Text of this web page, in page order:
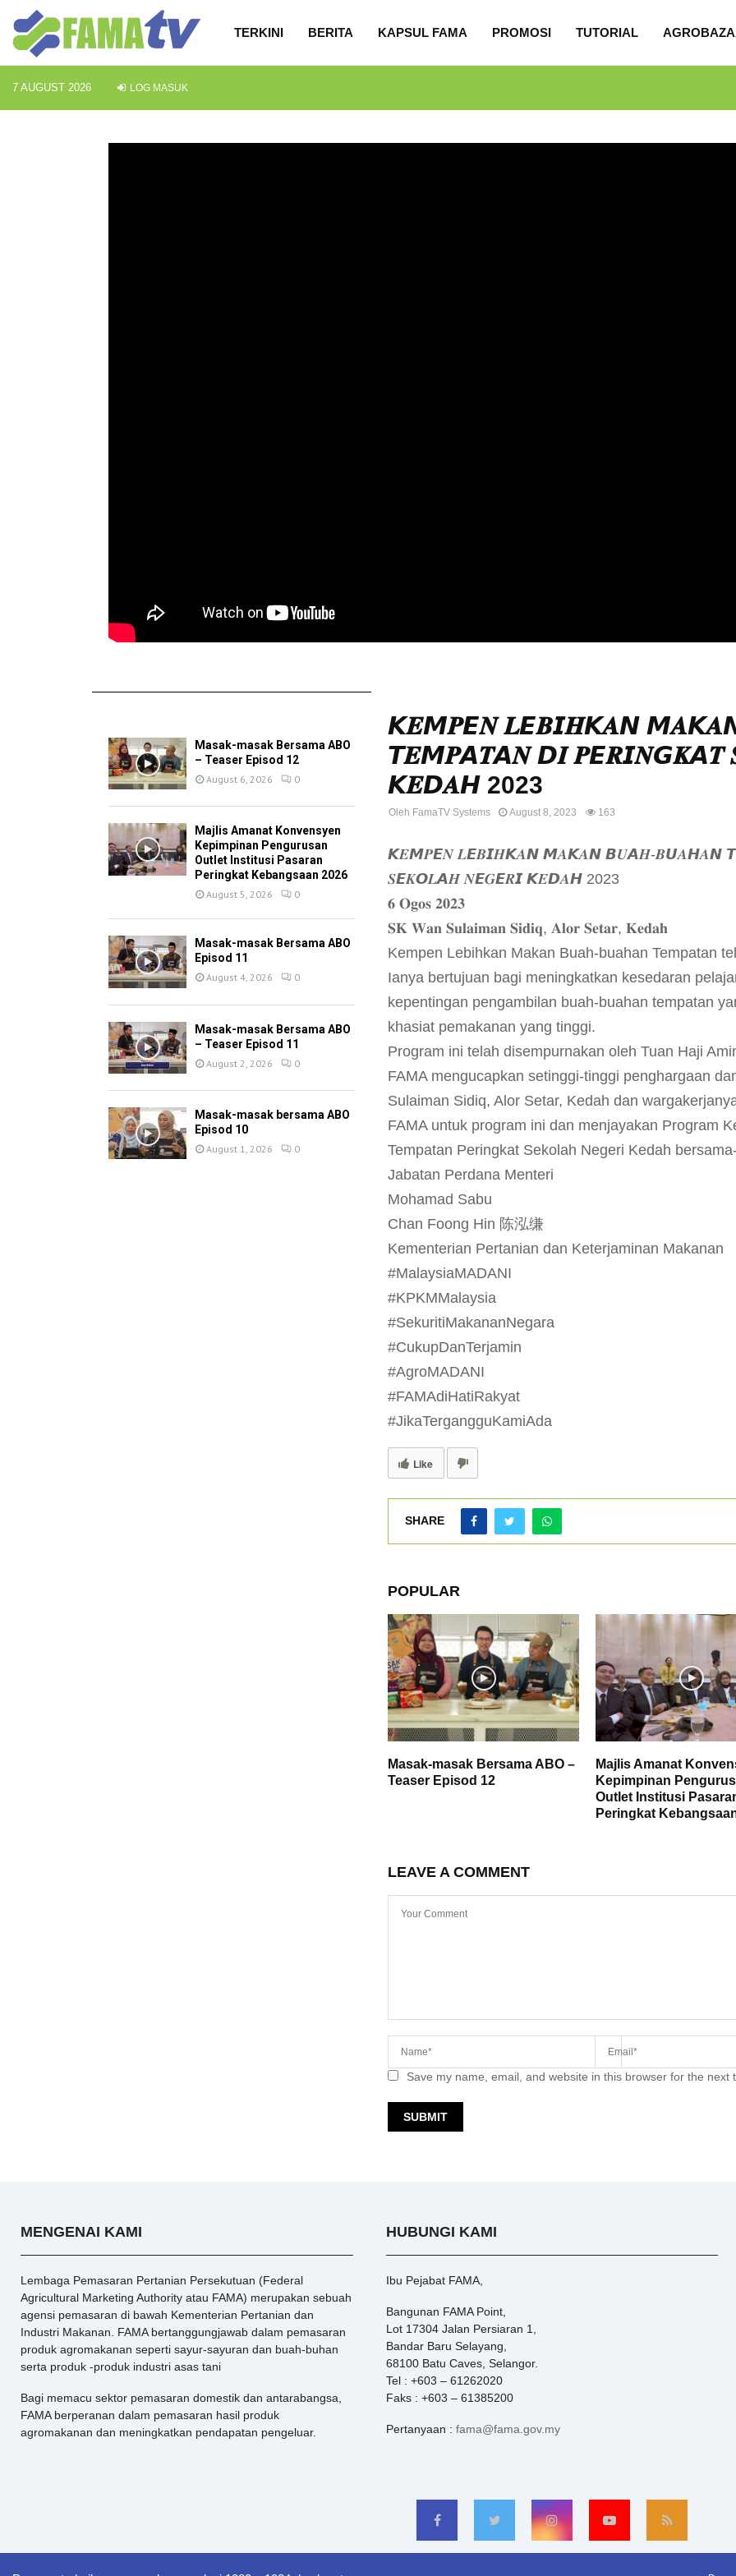
TERKINI BERITA KAPSUL FAMA PROMOSI TUTORIAL
7 AUGUST 2026 LOG MASUK
𝙆𝑬𝙈𝑷𝙀𝑵 𝑳𝙀𝑩𝙄𝑯𝙆𝑨𝙉
𝙏𝑬𝙈𝑷𝘼𝑻𝘼𝑵 𝘿𝑰 𝑷𝙀𝑹𝙄𝑵𝙂𝑲𝘼𝑻
𝙆𝑬𝘿𝑨𝙃 2023
Oleh FamaTV Systems August 8, 2023 163
𝙆𝑬𝙈𝑷𝙀𝑵 𝑳𝙀𝑩𝙄𝑯𝙆𝑨𝙉 𝙈𝑨𝙆𝑨𝙉 𝘽𝑼𝘼𝑯-𝑩𝙐𝑨𝙃𝑨𝙉
𝑺𝙀𝑲𝙊𝑳𝘼𝑯 𝑵𝙀𝑮𝙀𝑹𝙄 𝙆𝑬𝘿𝑨𝙃 2023
𝟔 𝐎𝐠𝐨𝐬 𝟐𝟎𝟐𝟑
𝐒𝐊 𝐖𝐚𝐧 𝐒𝐮𝐥𝐚𝐢𝐦𝐚𝐧 𝐒𝐢𝐝𝐢𝐪, 𝐀𝐥𝐨𝐫 𝐒𝐞𝐭𝐚𝐫, 𝐊𝐞𝐝𝐚𝐡
Kempen Lebihkan Makan Buah-buahan Tempatan
Ianya bertujuan bagi meningkatkan kesedaran
kepentingan pengambilan buah-buahan tempatan
khasiat pemakanan yang tinggi.
Program ini telah disempurnakan oleh Tuan Haji
FAMA mengucapkan setinggi-tinggi penghargaan
Sulaiman Sidiq, Alor Setar, Kedah dan
FAMA untuk program ini dan menjayakan Program
Tempatan Peringkat Sekolah Negeri Kedah
Jabatan Perdana Menteri
Mohamad Sabu
Chan Foong Hin 陈泓缣
Kementerian Pertanian dan Keterjaminan Makanan
#MalaysiaMADANI
#KPKMMalaysia
#SekuritiMakananNegara
#CukupDanTerjamin
#AgroMADANI
#FAMAdiHatiRakyat
#JikaTergangguKamiAda
Like
SHARE
POPULAR
Masak-masak Bersama ABO –
Teaser Episod 12
Majlis Amanat
Kepimpinan
Outlet Institusi
Peringkat
LEAVE A COMMENT
Save my name, email, and website in this browser for the next
Masak-masak Bersama ABO
– Teaser Episod 12
August 6, 2026 0
Majlis Amanat Konvensyen
Kepimpinan Pengurusan
Outlet Institusi Pasaran
Peringkat Kebangsaan 2026
August 5, 2026 0
Masak-masak Bersama ABO
Episod 11
August 4, 2026 0
Masak-masak Bersama ABO
– Teaser Episod 11
August 2, 2026 0
Masak-masak bersama ABO
Episod 10
August 1, 2026 0
MENGENAI KAMI
Lembaga Pemasaran Pertanian Persekutuan (Federal
Agricultural Marketing Authority atau FAMA) merupakan sebuah
agensi pemasaran di bawah Kementerian Pertanian dan
Industri Makanan. FAMA bertanggungjawab dalam pemasaran
produk agromakanan seperti sayur-sayuran dan buah-buhan
serta produk -produk industri asas tani
Bagi memacu sektor pemasaran domestik dan antarabangsa,
FAMA berperanan dalam pemasaran hasil produk
agromakanan dan meningkatkan pendapatan pengeluar.
HUBUNGI KAMI
Ibu Pejabat FAMA,
Bangunan FAMA Point,
Lot 17304 Jalan Persiaran 1,
Bandar Baru Selayang,
68100 Batu Caves, Selangor.
Tel : +603 – 61262020
Faks : +603 – 61385200
Pertanyaan : fama@fama.gov.my